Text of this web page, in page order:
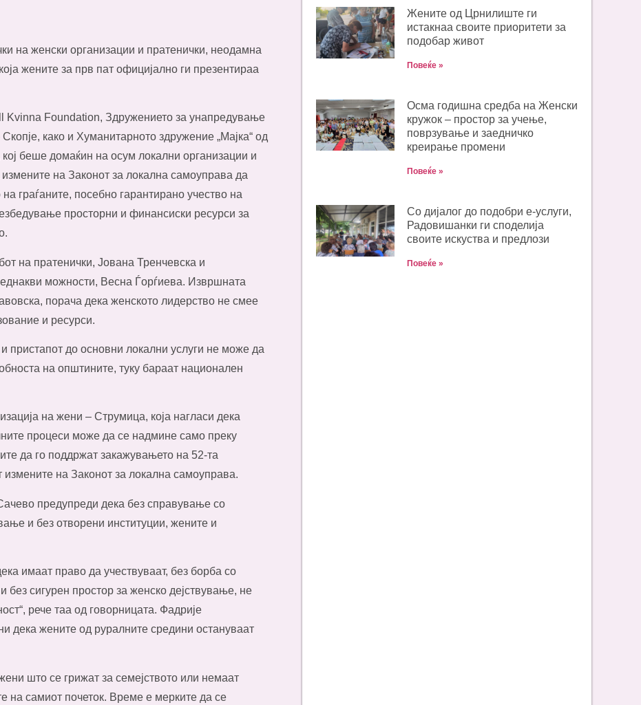
на женски организации и пратенички, неодамна
жените за прв пат официјално ги презентираа
Kvinna Foundation, Здружението за унапредување
како и Хуманитарното здружение „Мајка“ од
беше домаќин на осум локални организации и
на Законот за локална самоуправа да
граѓаните, посебно гарантирано учество на
просторни и финансиски ресурси за
на пратенички, Јована Тренчевска и
можности, Весна Ѓорѓиева. Извршната
порача дека женското лидерство не смее
и ресурси.
пристапот до основни локални услуги не може да
на општините, туку бараат национален
на жени – Струмица, која нагласи дека
процеси може да се надмине само преку
да го поддржат закажувањето на 52-та
измените на Законот за локална самоуправа.
предупреди дека без справување со
и без отворени институции, жените и
имаат право да учествуваат, без борба со
без сигурен простор за женско дејствување, не
рече таа од говорницата. Фадрије
дека жените од руралните средини остануваат
што се грижат за семејството или немаат
на самиот почеток. Време е мерките да се
Жените од Црнилиште ги
истакнаа своите приоритети за
подобар живот
Повеќе »
Oсма годишна средба на Женски
кружок – простор за учење,
поврзување и заедничко
креирање промени
Повеќе »
Со дијалог до подобри е-услуги,
Радовишанки ги споделија
своите искуства и предлози
Повеќе »